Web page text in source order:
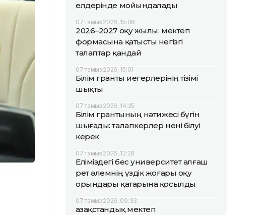
елдерінде мойындалады
07 тамыз 2026, 15:06
2026–2027 оқу жылы: мектеп
формасына қатысты негізгі
талаптар қандай
07 тамыз 2026, 15:01
Білім гранты иегерлерінің тізімі
шықты
07 тамыз 2026, 14:25
Білім грантының нәтижесі бүгін
шығады: талапкерлер нені білуі
керек
07 тамыз 2026, 12:28
Еліміздегі бес университет алғаш
рет әлемнің үздік жоғары оқу
орындары қатарына қосылды
07 тамыз 2026, 09:33
Қазақстандық мектеп